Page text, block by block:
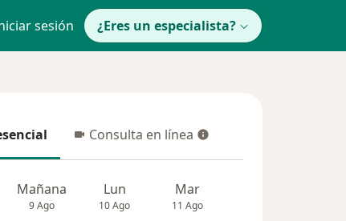
sesión ¿Eres un especialista?
Consulta en línea
Consulta en línea
Mañana
9 Ago
Lun
10 Ago
Mar
11 Ago